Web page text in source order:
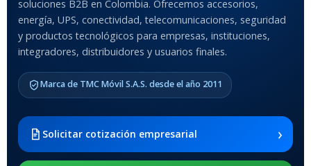
Anti-Shock
MODELO DE TABLETS
COMPATIBLES
2021 SM-x200 / Samsung
Galaxy Tab A8 10.5 2021 SM-
x205
soluciones B2B en Colombia. Ofrecemos accesorios,
energía, UPS, conectividad, telecomunicaciones, seguridad
y productos tecnológicos para empresas, instituciones,
integradores, distribuidores y usuarios finales.
Marca de TMC Móvil S.A.S. desde el año 2011
Solicitar cotización empresarial ›